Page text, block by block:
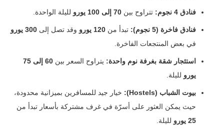
فنادق 4 نجوم: تتراوح بين 70 إلى 100 يورو لليلة الواحدة.
فنادق فاخرة (5 نجوم): تبدأ من 120 يورو وقد تصل إلى 300 يورو
في بعض المنتجعات الفاخرة.
استئجار شقة بغرفة نوم واحدة: يتراوح السعر بين
60 إلى 75
يورو لليلة.
بيوت الشباب (Hostels):
خيار جيد للمسافرين بميزانية محدودة،
حيث يمكن العثور على أسرّة في غرف مشتركة بأسعار تبدأ من
25 يورو
لليلة.